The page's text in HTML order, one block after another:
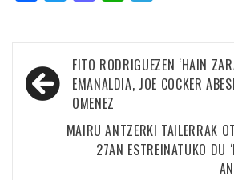
Bidalketetan
zehar
nabigatu
FITO RODRIGUEZEN ‘HAIN
EMANALDIA, JOE COCKER
OMENEZ
MAIRU ANTZERKI TAILERRAK
27AN ESTREINATUKO DU